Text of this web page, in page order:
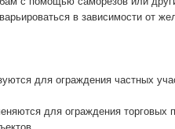
в зависимости от
для ограждения частных
для ограждения торговых